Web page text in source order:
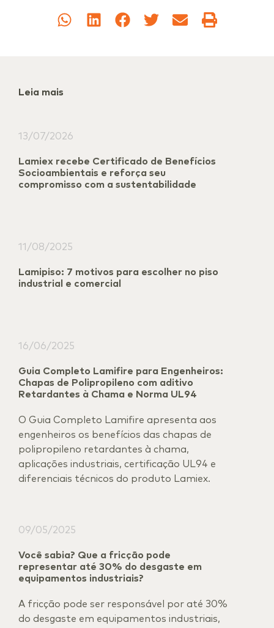
Leia mais
13/07/2026
Lamiex recebe Certificado de Benefícios
Socioambientais e reforça seu
compromisso com a sustentabilidade
11/08/2025
Lamipiso: 7 motivos para escolher no piso
industrial e comercial
16/06/2025
Guia Completo Lamifire para Engenheiros:
Chapas de Polipropileno com aditivo
Retardantes à Chama e Norma UL94
O Guia Completo Lamifire apresenta aos
engenheiros os benefícios das chapas de
polipropileno retardantes à chama,
aplicações industriais, certificação UL94 e
diferenciais técnicos do produto Lamiex.
09/05/2025
Você sabia? Que a fricção pode
representar até 30% do desgaste em
equipamentos industriais?
A fricção pode ser responsável por até 30%
do desgaste em equipamentos industriais,